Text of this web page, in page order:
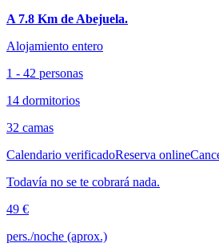
A 7.8 Km de Abejuela.
Alojamiento entero
1 - 42 personas
14 dormitorios
32 camas
Calendario verificadoReserva online
Todavía no se te cobrará nada.
49 €
pers./noche (aprox.)